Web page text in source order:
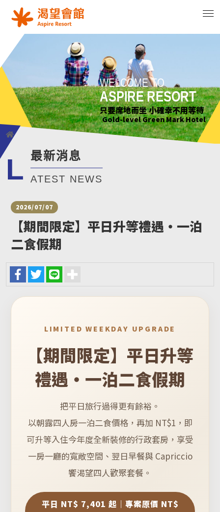
WELCOME TO
ASPIRE RESORT
花正開 樹輕曳 你聽見了嗎?
Gold-level Green Mark Hotel
WELCOME TO
ASPIRE RESORT
只要席地而坐 小確幸不用等待
Gold-level Green Mark Hotel
WELCOME TO
ASPIRE RESORT
綠意萌動迎朝曦
Gold-level Green Mark Hotel
WELCOME TO
ASPIRE RESORT
花正開 樹輕曳 你聽見了嗎?
Gold-level Green Mark Hotel
最新消息
L ATEST NEWS
2026/07/07
【期間限定】平日升等禮遇・一泊
二食假期
LIMITED WEEKDAY UPGRADE
【期間限定】平日升等
禮遇・一泊二食假期
把平日旅行過得更有餘裕。
以朝露四人房一泊二食價格，再加 NT$1，即
可升等入住今年度全新裝修的行政套房，享受
一房一廳的寬敞空間、翌日早餐與 Capriccio
饗渴望四人歡聚套餐。
平日 NT$ 7,401 起｜專案原價 NT$